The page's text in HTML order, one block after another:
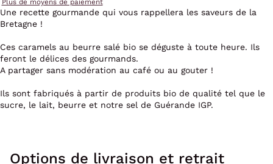
Une recette gourmande qui vous rappellera les saveurs de la
Bretagne !
Ces caramels au beurre salé bio se déguste à toute heure. Ils
feront le délices des gourmands.
A partager sans modération au café ou au gouter !
Ils sont fabriqués à partir de produits bio de qualité tel que le
sucre, le lait, beurre et notre sel de Guérande IGP.
Options de livraison et retrait